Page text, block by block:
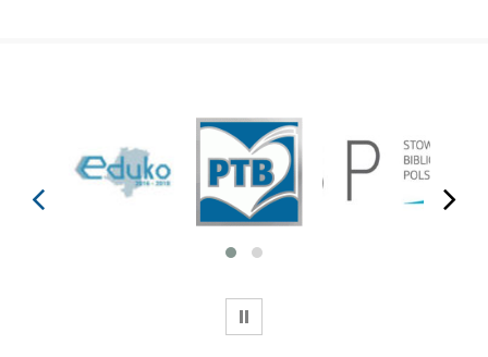
prev next
WSTRZYMAJ